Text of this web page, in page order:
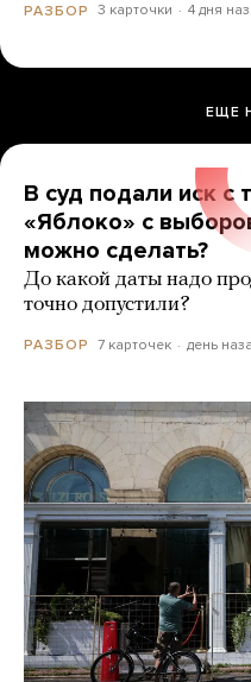
РАЗБОР 3 карточки 4 дня
ЕЩЕ
В суд подали иск с
«Яблоко» с
можно сделать?
До какой даты надо
точно допустили?
РАЗБОР 7 карточек день